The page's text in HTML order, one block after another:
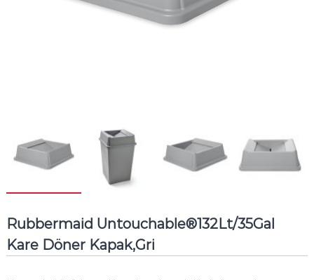
Rubbermaid Untouchable®132Lt/35Gal
Kare Döner Kapak,Gri